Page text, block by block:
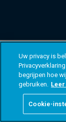
Uw privacy is
begrijpen hoe
gebruiken.
Cookie-